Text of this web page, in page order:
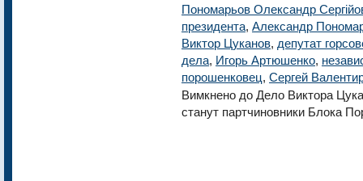
Пономарьов Олександр
президента, Александр
Виктор Цуканов, депутат
дела, Игорь Артюшенко,
порошенковец, Сергей
Вимкнено до Дело Виктора
станут партчиновники Блока